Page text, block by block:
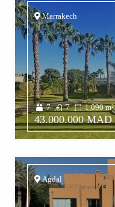
Marrakech
7 7 1,090 m²
43.000.000 MAD
Agdal